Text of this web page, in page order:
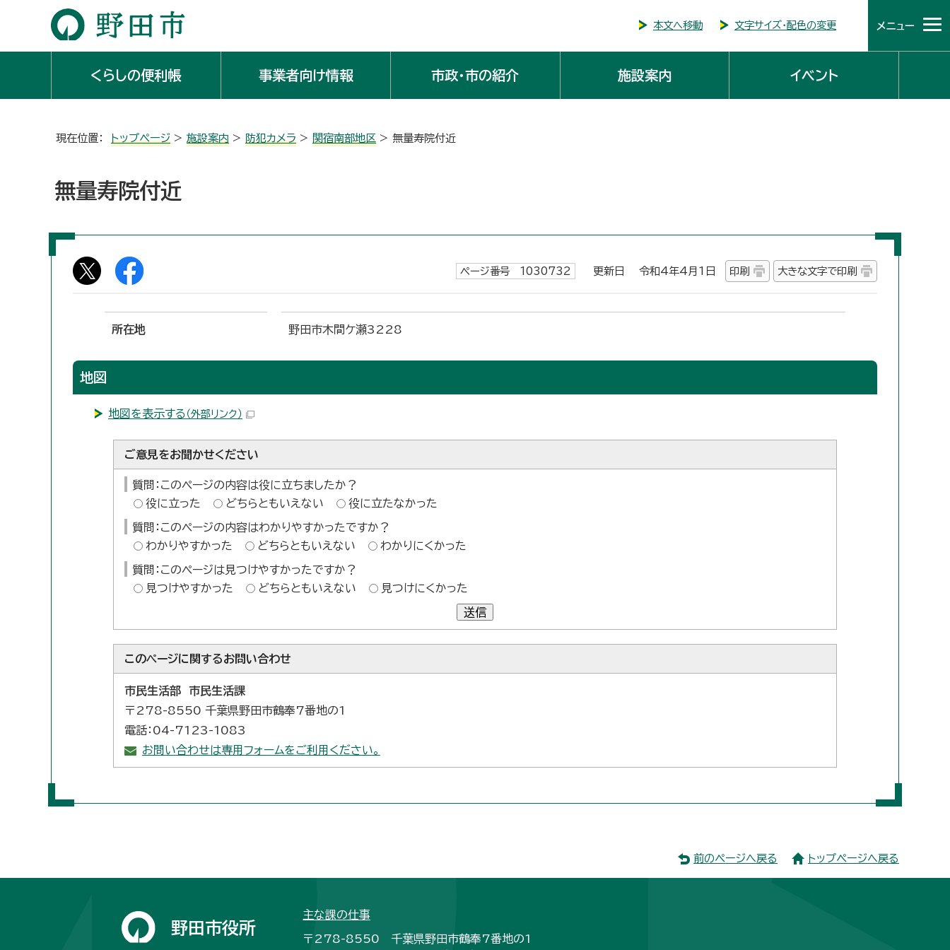
本文へ移動 文字サイズ・配色の変更 メニュー
くらしの便利帳 事業者向け情報 市政・市の紹介 施設案内 イベント
現在位置： トップページ > 施設案内 > 防犯カメラ > 関宿南部地区 > 無量寿院付近
無量寿院付近
ページ番号 1030732 更新日 令和4年4月1日 印刷 大きな文字で印刷
所在地 野田市木間ケ瀬3228
地図
地図を表示する （外部リンク）
ご意見をお聞かせください
質問：このページの内容は役に立ちましたか？
役に立った
どちらともいえない 役に立たなかった
質問：このページの内容はわかりやすかったですか？
わかりやすかった
どちらともいえない わかりにくかった
質問：このページは見つけやすかったですか？
見つけやすかった
どちらともいえない 見つけにくかった
送信
このページに関するお問い合わせ
市民生活部 市民生活課
〒278-8550 千葉県野田市鶴奉7番地の1
電話：04-7123-1083
お問い合わせは専用フォームをご利用ください。
前のページへ戻る トップページへ戻る
野田市役所
主な課の仕事
〒278-8550 千葉県野田市鶴奉7番地の1